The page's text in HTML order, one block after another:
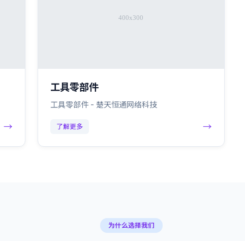
→
工具零部件
工具零部件 - 楚天恒通网络科技
了解更多 →
为什么选择我们